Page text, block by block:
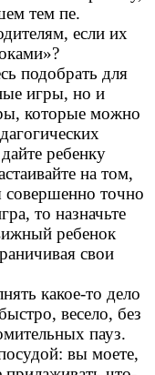
тем пе.
если их
подобрать для
игры, но и
которые можно
ребенку
на том,
точно
то назначьте
ребенок
свои
какое-то дело
весело, без
пауз.
вы моете,